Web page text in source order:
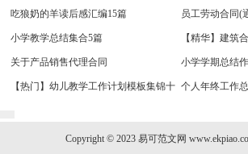
吃狼奶的羊读后感汇编15篇 员工劳动合同(
小学教学总结集合5篇 【精华】建筑
关于产品销售代理合同 小学学期总结
【热门】幼儿教学工作计划模板集锦十 个人年终工作
Copyright © 2023 易可范文网